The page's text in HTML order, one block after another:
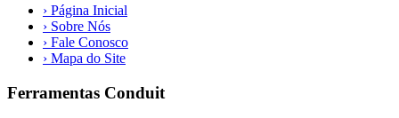
› Página Inicial
› Sobre Nós
› Fale Conosco
› Mapa do Site
Ferramentas Conduit